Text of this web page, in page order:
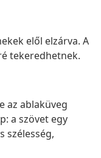
elől elzárva. A
tekeredhetnek.
az ablaküveg
a szövet egy
szélesség,